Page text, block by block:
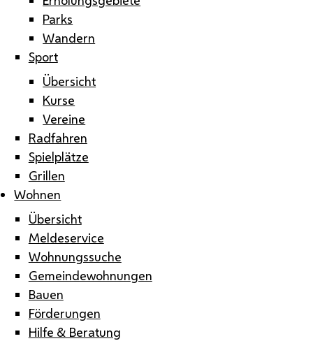
Parks
Wandern
Sport
Übersicht
Kurse
Vereine
Radfahren
Spielplätze
Grillen
Wohnen
Übersicht
Meldeservice
Wohnungssuche
Gemeindewohnungen
Bauen
Förderungen
Hilfe & Beratung